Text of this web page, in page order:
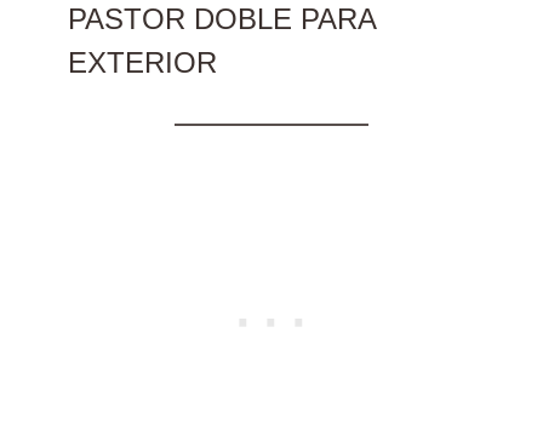
PASTOR DOBLE PARA
EXTERIOR